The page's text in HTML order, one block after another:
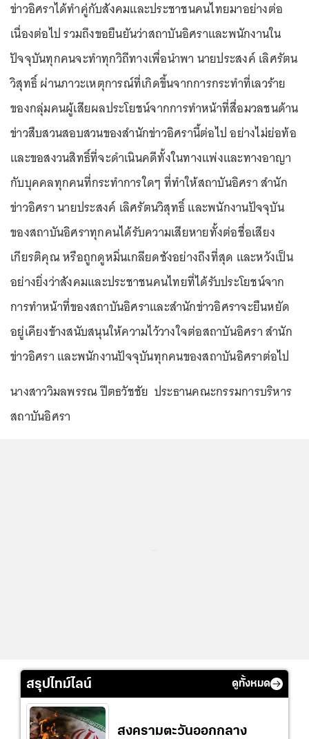
ข่าวอิศราได้ทำคู่กับสังคมและประชาชนคนไทยมาอย่างต่อ
เนื่องต่อไป รวมถึงขอยืนยันว่าสถาบันอิศราและพนักงานใน
ปัจจุบันทุกคนจะทำทุกวิถีทางเพื่อนำพา นายประสงค์ เลิศรัตน
วิสุทธิ์ ผ่านภาวะเหตุการณ์ที่เกิดขึ้นจากการกระทำที่เลวร้าย
ของกลุ่มคนผู้เสียผลประโยชน์จากการทำหน้าที่สื่อมวลชนด้าน
ข่าวสืบสวนสอบสวนของสำนักข่าวอิศรานี้ต่อไป อย่างไม่ย่อท้อ
และขอสงวนสิทธิ์ที่จะดำเนินคดีทั้งในทางแพ่งและทางอาญา
กับบุคคลทุกคนที่กระทำการใดๆ ที่ทำให้สถาบันอิศรา สำนัก
ข่าวอิศรา นายประสงค์ เลิศรัตนวิสุทธิ์ และพนักงานปัจจุบัน
ของสถาบันอิศราทุกคนได้รับความเสียหายทั้งต่อชื่อเสียง
เกียรติคุณ หรือถูกดูหมิ่นเกลียดชังอย่างถึงที่สุด และหวังเป็น
อย่างยิ่งว่าสังคมและประชาชนคนไทยที่ได้รับประโยชน์จาก
การทำหน้าที่ของสถาบันอิศราและสำนักข่าวอิศราจะยืนหยัด
อยู่เคียงข้างสนับสนุนให้ความไว้วางใจต่อสถาบันอิศรา สำนัก
ข่าวอิศรา และพนักงานปัจจุบันทุกคนของสถาบันอิศราต่อไป
นางสาววิมลพรรณ ปีตธวัชชัย ประธานคณะกรรมการบริหาร
สถาบันอิศรา
สรุปไทม์ไลน์ ดูทั้งหมด
สงครามตะวันออกกลาง